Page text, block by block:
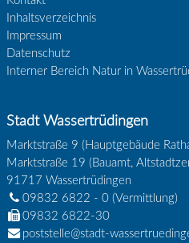
Inhaltsverzeichnis
Impressum
Datenschutz
Interner Bereich Natur in
Stadt Wassertrüdingen
Marktstraße 9 (Hauptgebäude
Marktstraße 19 (Bauamt,
91717 Wassertrüdingen
09832 6822 - 0(Vermittlung)
09832 6822-30
poststelle@stadt-